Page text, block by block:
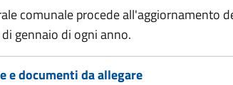
comunale procede all'aggiornamento
gennaio di ogni anno.
e documenti da allegare